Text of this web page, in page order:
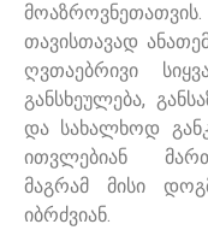
თავისთავად
ღვთაებრივი
განსხეულება,
და სახალხოდ
ითვლებიან
მაგრამ მისი
იბრძვიან.